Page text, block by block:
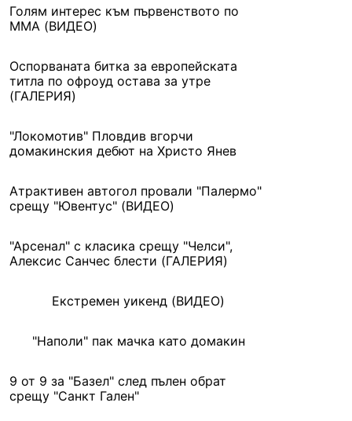
Голям интерес към първенството по
ММА (ВИДЕО)
Оспорваната битка за европейската
титла по офроуд остава за утре
(ГАЛЕРИЯ)
"Локомотив" Пловдив вгорчи
домакинския дебют на Христо Янев
Атрактивен автогол провали "Палермо"
срещу "Ювентус" (ВИДЕО)
"Арсенал" с класика срещу "Челси",
Алексис Санчес блести (ГАЛЕРИЯ)
Екстремен уикенд (ВИДЕО)
"Наполи" пак мачка като домакин
9 от 9 за "Базел" след пълен обрат
срещу "Санкт Гален"